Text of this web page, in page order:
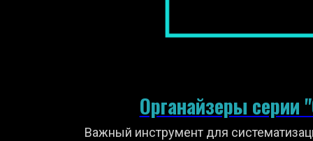
Органайзеры серии
Важный инструмент для